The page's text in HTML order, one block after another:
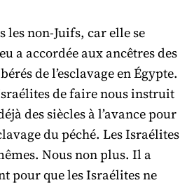
les non-Juifs, car elle se
a accordée aux ancêtres des
de l’esclavage en Égypte.
de faire nous instruit
des siècles à l’avance pour
du péché. Les Israélites
Nous non plus. Il a
pour que les Israélites ne